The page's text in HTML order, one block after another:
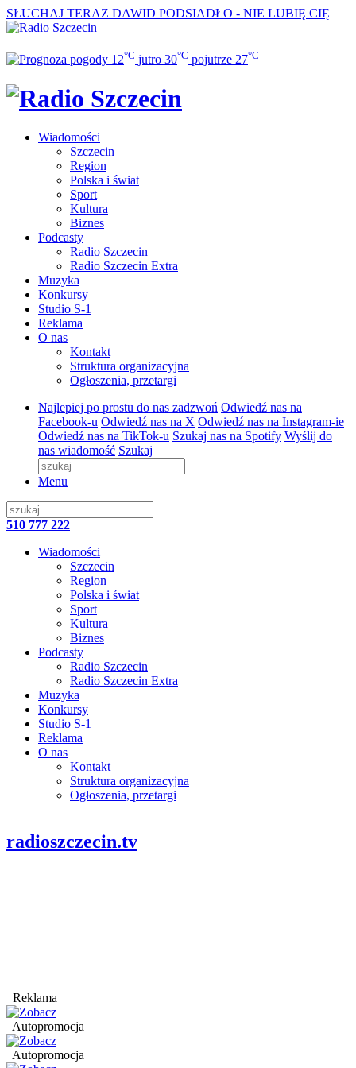
SŁUCHAJ TERAZ DAWID PODSIADŁO - NIE LUBIĘ CIĘ
12°C jutro 30°C pojutrze 27°C
Wiadomości
Szczecin
Region
Polska i świat
Sport
Kultura
Biznes
Podcasty
Radio Szczecin
Radio Szczecin Extra
Muzyka
Konkursy
Studio S-1
Reklama
O nas
Kontakt
Struktura organizacyjna
Ogłoszenia, przetargi
Najlepiej po prostu do nas zadzwoń Odwiedź nas na
Facebook-u Odwiedź nas na X Odwiedź nas na Instagram-ie
Odwiedź nas na TikTok-u Szukaj nas na Spotify Wyślij do
nas wiadomość Szukaj
Menu
510 777 222
Wiadomości
Szczecin
Region
Polska i świat
Sport
Kultura
Biznes
Podcasty
Radio Szczecin
Radio Szczecin Extra
Muzyka
Konkursy
Studio S-1
Reklama
O nas
Kontakt
Struktura organizacyjna
Ogłoszenia, przetargi
radioszczecin.tv
Reklama
Autopromocja
Autopromocja